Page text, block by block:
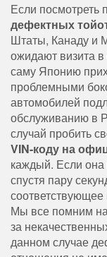
Если посмотреть
дефектных
Штаты, Канаду и
ожидают визита
саму Японию
проблемными
автомобилей
обслуживанию в
случай пробить
VIN-коду на
каждый. Если она
спустя пару
соответствующее
Мы все помним
за
данном случае